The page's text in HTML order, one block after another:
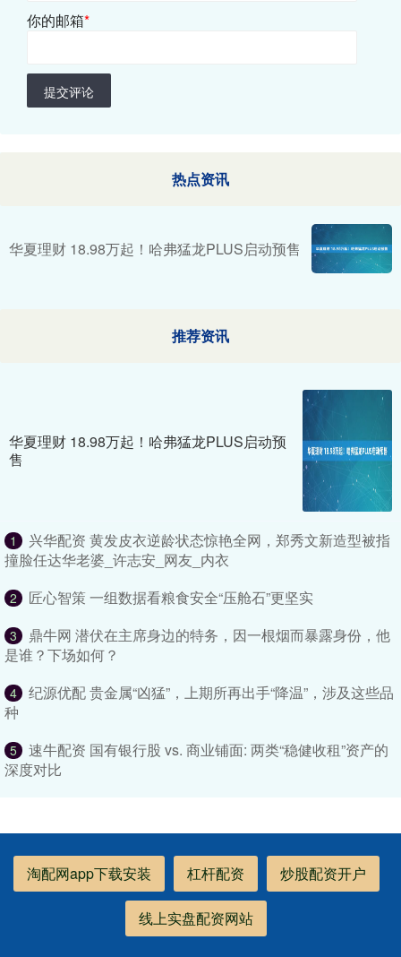
你的邮箱*
提交评论
热点资讯
华夏理财 18.98万起！哈弗猛龙PLUS启动预售
推荐资讯
华夏理财 18.98万起！哈弗猛龙PLUS启动预
售
1
兴华配资 黄发皮衣逆龄状态惊艳全网，郑秀文新造型被指
撞脸任达华老婆_许志安_网友_内衣
2 匠心智策 一组数据看粮食安全“压舱石”更坚实
3
鼎牛网 潜伏在主席身边的特务，因一根烟而暴露身份，他
是谁？下场如何？
4
纪源优配 贵金属“凶猛”，上期所再出手“降温”，涉及这些品
种
5
速牛配资 国有银行股 vs. 商业铺面: 两类“稳健收租”资产的
深度对比
淘配网app下载安装 杠杆配资 炒股配资开户
线上实盘配资网站